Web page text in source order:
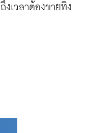
เวลาต้องขายทิ้ง